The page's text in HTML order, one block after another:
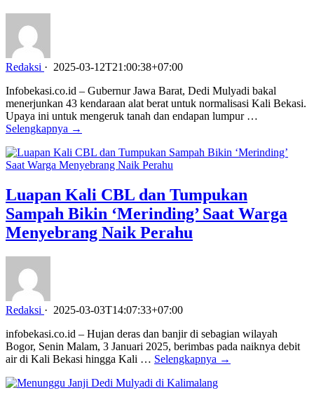
Redaksi · 2025-03-12T21:00:38+07:00
Infobekasi.co.id – Gubernur Jawa Barat, Dedi Mulyadi bakal
menerjunkan 43 kendaraan alat berat untuk normalisasi Kali Bekasi.
Upaya ini untuk mengeruk tanah dan endapan lumpur …
Selengkapnya →
Luapan Kali CBL dan Tumpukan
Sampah Bikin ‘Merinding’ Saat Warga
Menyebrang Naik Perahu
Redaksi · 2025-03-03T14:07:33+07:00
infobekasi.co.id – Hujan deras dan banjir di sebagian wilayah
Bogor, Senin Malam, 3 Januari 2025, berimbas pada naiknya debit
air di Kali Bekasi hingga Kali … Selengkapnya →